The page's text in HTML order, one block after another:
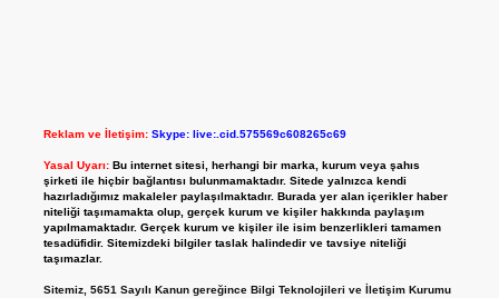
Reklam ve İletişim: Skype: live:.cid.575569c608265c69
Yasal Uyarı: Bu internet sitesi, herhangi bir marka, kurum veya şahıs
şirketi ile hiçbir bağlantısı bulunmamaktadır. Sitede yalnızca kendi
hazırladığımız makaleler paylaşılmaktadır. Burada yer alan içerikler haber
niteliği taşımamakta olup, gerçek kurum ve kişiler hakkında paylaşım
yapılmamaktadır. Gerçek kurum ve kişiler ile isim benzerlikleri tamamen
tesadüfidir. Sitemizdeki bilgiler taslak halindedir ve tavsiye niteliği
taşımazlar.
Sitemiz, 5651 Sayılı Kanun gereğince Bilgi Teknolojileri ve İletişim Kurumu